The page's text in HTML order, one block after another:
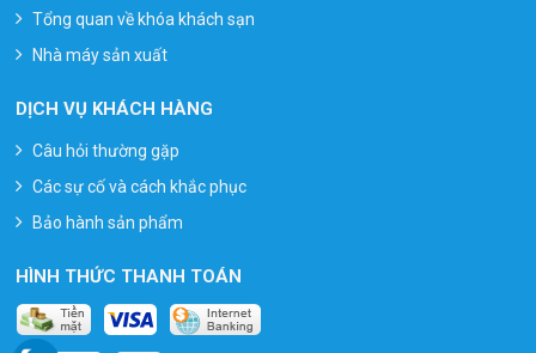
Tổng quan về khóa khách sạn
Nhà máy sản xuất
DỊCH VỤ KHÁCH HÀNG
Câu hỏi thường gặp
Các sự cố và cách khắc phục
Bảo hành sản phẩm
HÌNH THỨC THANH TOÁN